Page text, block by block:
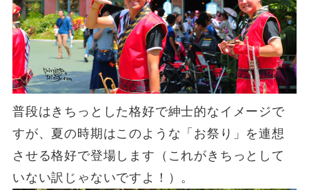
普段はきちっとした格好で紳士的なイメージで
すが、夏の時期はこのような「お祭り」を連想
させる格好で登場します（これがきちっとして
いない訳じゃないですよ！）。